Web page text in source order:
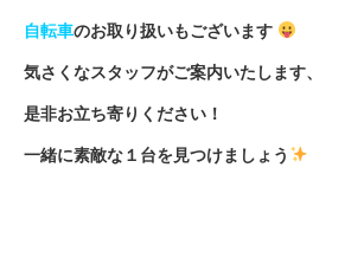
自転車のお取り扱いもございます
気さくなスタッフがご案内いたします、
是非お立ち寄りください！
一緒に素敵な１台を見つけましょう